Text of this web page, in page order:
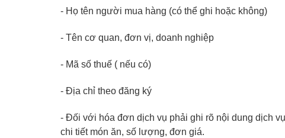
- Họ tên người mua hàng (có thể ghi hoặc không)
- Tên cơ quan, đơn vị, doanh nghiệp
- Mã số thuế ( nếu có)
- Địa chỉ theo đăng ký
- Đối với hóa đơn dịch vụ phải ghi rõ nội dung dịch
chi tiết món ăn, số lượng, đơn giá.